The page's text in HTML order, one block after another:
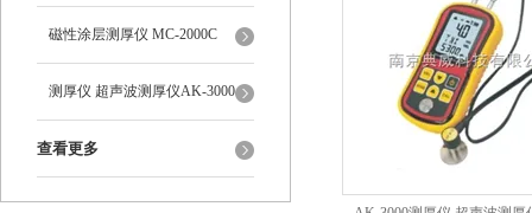
磁性涂层测厚仪 MC-2000C
测厚仪 超声波测厚仪AK-3000
查看更多